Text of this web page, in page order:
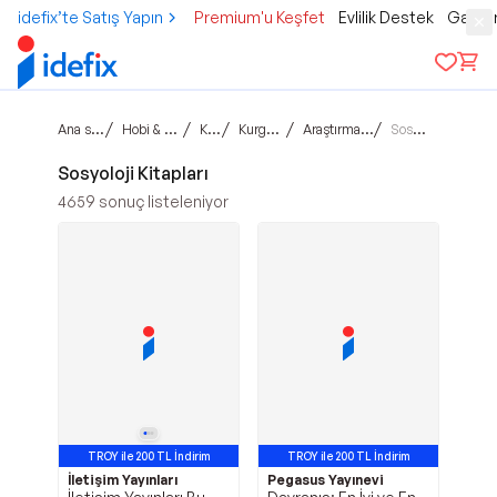
idefix’te Satış Yapın Premium'u Keşfet Evlilik Destek
Ana sayfa/ Hobi & Kültür / Kitap / Kurgu Dışı / Araştırma-Tarih / Sosyoloji
Sosyoloji Kitapları
4659 sonuç listeleniyor
TROY ile 200 TL İndirim
İletişim Yayınları
TROY ile 200 TL İndirim
Pegasus Yayınevi